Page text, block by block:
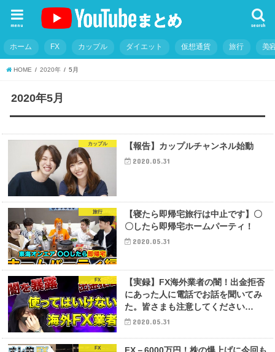
search
menu
ホーム FX カップル ダイエット 仮想通貨 旅行 美
HOME 2020年 5月
2020年5月
カップル 【報告】カップルチャンネル始動
2020.05.31
旅行
【寝たら即帰宅旅行は中止です】〇
〇したら即帰宅ホームパーティ！
2020.05.31
FX
【実録】FX海外業者の闇！出金拒否
にあった人に電話でお話を聞いてみ
た。皆さまも注意してください…
2020.05.31
FX